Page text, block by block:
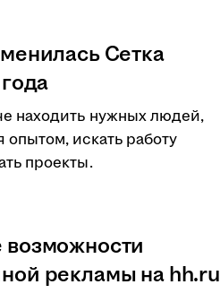
Сетка
находить нужных людей,
опытом, искать работу
проекты.
рекламы на hh.ru